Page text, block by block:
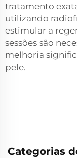
tratamento
utilizando
estimular a
sessões são
melhoria
pele.
Categorias